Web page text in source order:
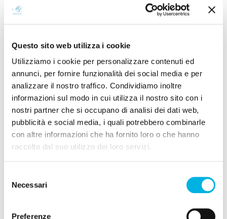
Questo sito web utilizza i cookie
Utilizziamo i cookie per personalizzare contenuti ed
annunci, per fornire funzionalità dei social media e per
analizzare il nostro traffico. Condividiamo inoltre
informazioni sul modo in cui utilizza il nostro sito con i
nostri partner che si occupano di analisi dei dati web,
pubblicità e social media, i quali potrebbero combinarle
con altre informazioni che ha fornito loro o che hanno
raccolto dal suo utilizzo dei loro servizi.
delNecessari
Preferenze
Inoltre, la persistenza dell’insonnia aumenta il
rischio di ricadute depressive. L’insonnia è anche
psichiatrici, motivo per cui risulta essere un
aspetto che è importante trattare in modo
adeguato.
Uso di Alcol e Sostanze
L’uso di alcol e l’insonniahanno una relazione
complessa. L’insonnia cronicaaumenta il rischio di
importante da considerare durante un percorso di
riabilitazione per abuso alcolico.
Allo stesso modo, l’astinenza da sostanze